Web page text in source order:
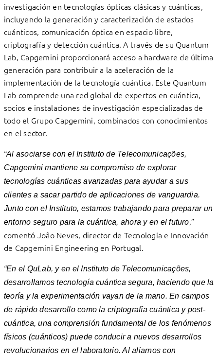
investigación en tecnologías ópticas clásicas y cuánticas,
incluyendo la generación y caracterización de estados
cuánticos, comunicación óptica en espacio libre,
criptografía y detección cuántica. A través de su Quantum
Lab, Capgemini proporcionará acceso a hardware de última
generación para contribuir a la aceleración de la
implementación de la tecnología cuántica. Este Quantum
Lab comprende una red global de expertos en cuántica,
socios e instalaciones de investigación especializadas de
todo el Grupo Capgemini, combinados con conocimientos
en el sector.
“Al asociarse con el Instituto de Telecomunicações,
Capgemini mantiene su compromiso de explorar
tecnologías cuánticas avanzadas para ayudar a sus
clientes a sacar partido de aplicaciones de vanguardia.
Junto con el Instituto, estamos trabajando para preparar un
entorno seguro para la cuántica, ahora y en el futuro,”
comentó João Neves, director de Tecnología e Innovación
de Capgemini Engineering en Portugal.
“En el QuLab, y en el Instituto de Telecomunicações,
desarrollamos tecnología cuántica segura, haciendo que la
teoría y la experimentación vayan de la mano. En campos
de rápido desarrollo como la criptografía cuántica y post-
cuántica, una comprensión fundamental de los fenómenos
físicos (cuánticos) puede conducir a nuevos desarrollos
revolucionarios en el laboratorio. Al aliarnos con